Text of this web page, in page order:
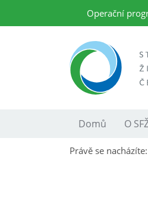
Operační
Domů O
Právě se nacházíte: